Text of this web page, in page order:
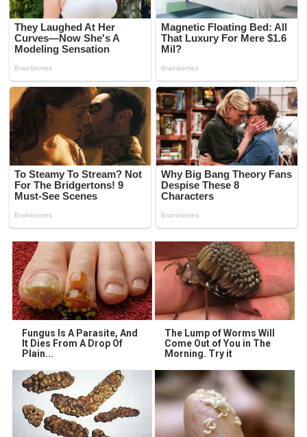
Fungus Is A Parasite, And
It Dies From A Drop Of
Plain...
The Lump of Worms Will
Come Out of You in The
Morning. Try it